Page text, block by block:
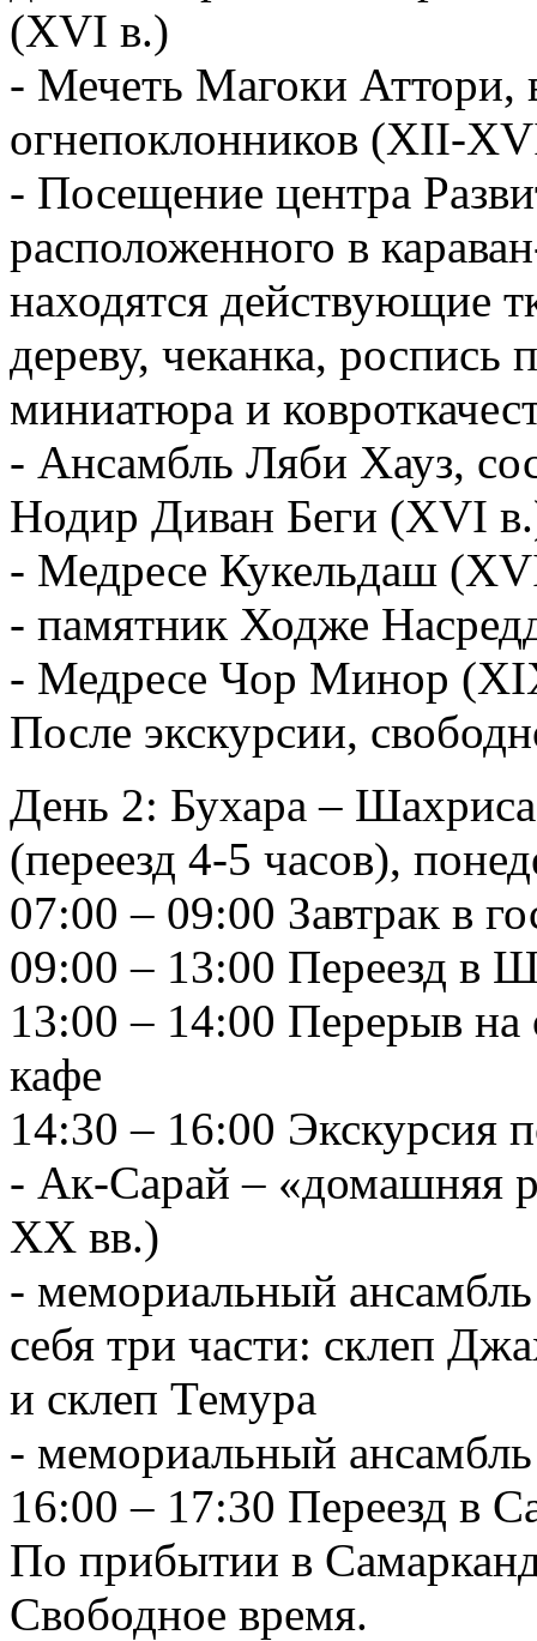
(XVI в.)
- Мечеть Магоки Аттори,
огнепоклонников (XII-
- Посещение центра
расположенного в
находятся действующие
дереву, чеканка, роспись
миниатюра и
- Ансамбль Ляби Хауз,
Нодир Диван Беги (XVI
- Медресе Кукельдаш
- памятник Ходже
- Медресе Чор Минор
После экскурсии,
День 2: Бухара –
(переезд 4-5 часов),
07:00 – 09:00 Завтрак в
09:00 – 13:00 Переезд в
13:00 – 14:00 Перерыв на
кафе
14:30 – 16:00 Экскурсия
- Ак-Сарай – «домашняя
XX вв.)
- мемориальный
себя три части: склеп
и склеп Темура
- мемориальный
16:00 – 17:30 Переезд в
По прибытии в
Свободное время.